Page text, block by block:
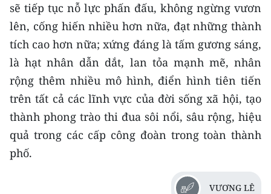
sẽ tiếp tục nỗ lực phấn đấu, không ngừng vươn
lên, cống hiến nhiều hơn nữa, đạt những thành
tích cao hơn nữa; xứng đáng là tấm gương sáng,
là hạt nhân dẫn dắt, lan tỏa mạnh mẽ, nhân
rộng thêm nhiều mô hình, điển hình tiên tiến
trên tất cả các lĩnh vực của đời sống xã hội, tạo
thành phong trào thi đua sôi nổi, sâu rộng, hiệu
quả trong các cấp công đoàn trong toàn thành
phố.
VƯƠNG LÊ